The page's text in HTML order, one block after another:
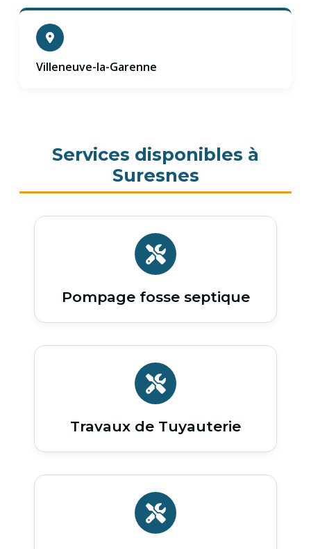
Villeneuve-la-Garenne
Services disponibles à
Suresnes
Pompage fosse septique
Travaux de Tuyauterie